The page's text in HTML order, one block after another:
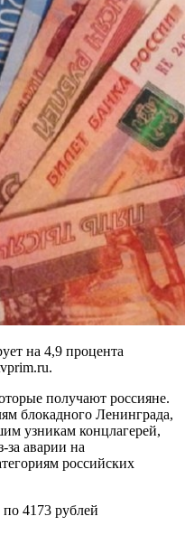
на 4,9 процента
получают россияне.
блокадного Ленинграда,
узникам концлагерей,
за аварии на
российских
4173 рублей